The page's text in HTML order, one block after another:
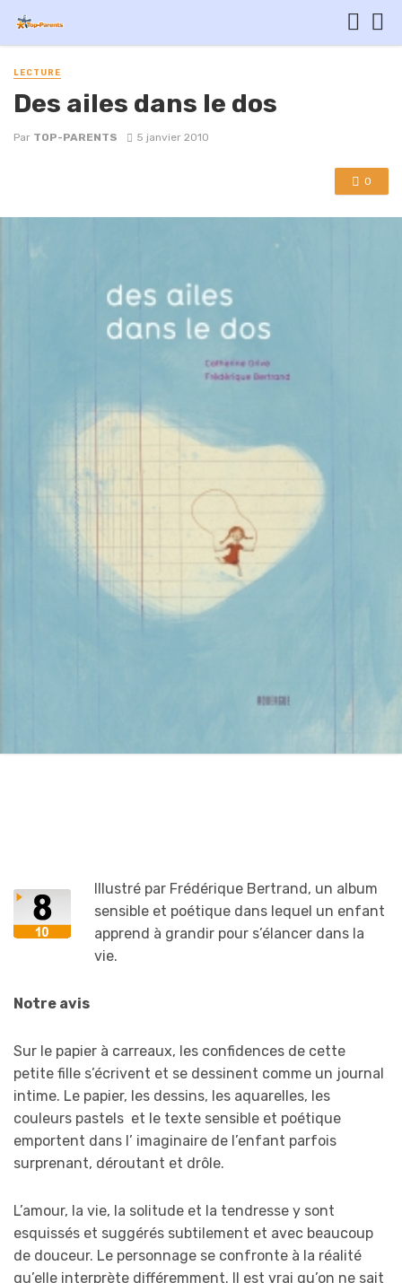
LECTURE
Des ailes dans le dos
Par TOP-PARENTS 5 janvier 2010
0
Illustré par Frédérique Bertrand, un album
sensible et poétique dans lequel un enfant
apprend à grandir pour s’élancer dans la
vie.
Notre avis
Sur le papier à carreaux, les confidences de cette
petite fille s’écrivent et se dessinent comme un journal
intime. Le papier, les dessins, les aquarelles, les
couleurs pastels et le texte sensible et poétique
emportent dans l’ imaginaire de l’enfant parfois
surprenant, déroutant et drôle.
L’amour, la vie, la solitude et la tendresse y sont
esquissés et suggérés subtilement et avec beaucoup
de douceur. Le personnage se confronte à la réalité
qu’elle interprète différemment. Il est vrai qu’on ne sait